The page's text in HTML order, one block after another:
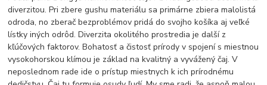
diverzitou. Pri zbere gushu materiálu sa primárne zbiera malolistá
odroda, no zberač bezproblémov pridá do svojho košíka aj veľké
lístky iných odrôd. Diverzita okolitého prostredia je další z
kľúčových faktorov. Bohatosť a čistosť prírody v spojení s miestnou
vysokohorskou klímou je základ na kvalitný a vyvážený čaj. V
neposlednom rade ide o prístup miestnych k ich prírodnému